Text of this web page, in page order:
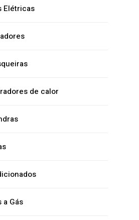
Elétricas
de calor
a Gás